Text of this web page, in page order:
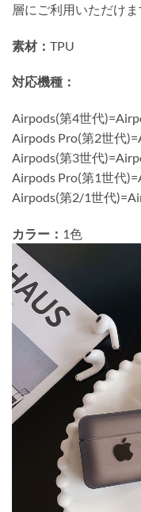
層にご利用いただけま
素材： TPU
対応機種：
Airpods(第4世代
Airpods Pro(第2世代
Airpods(第3世代
Airpods Pro(第1世代
Airpods(第2/1世代
カラー： 1色